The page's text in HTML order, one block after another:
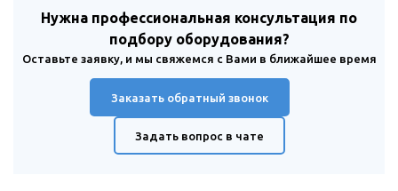
Нужна профессиональная консультация по
подбору оборудования?
Оставьте заявку, и мы свяжемся с Вами в ближайшее время
Заказать обратный звонок
Задать вопрос в чате